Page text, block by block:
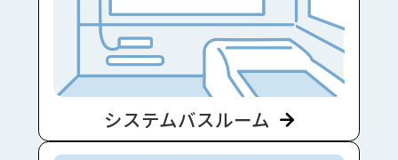
システムバスルーム